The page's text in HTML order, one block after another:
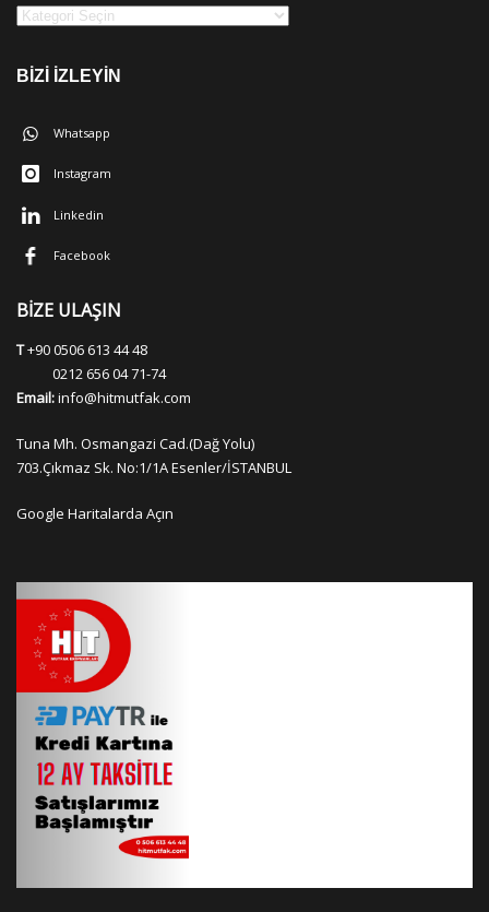
BİZİ İZLEYİN
Whatsapp
Instagram
Linkedin
Facebook
BİZE ULAŞIN
T+90 0506 613 44 48
0212 656 04 71-74
Email:info@hitmutfak.com
Tuna Mh. Osmangazi Cad.(Dağ Yolu)
703.Çıkmaz Sk. No:1/1A Esenler/İSTANBUL
Google Haritalarda Açın